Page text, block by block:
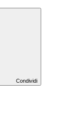
Condividi